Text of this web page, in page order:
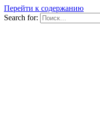
Перейти к содержанию
Search for: